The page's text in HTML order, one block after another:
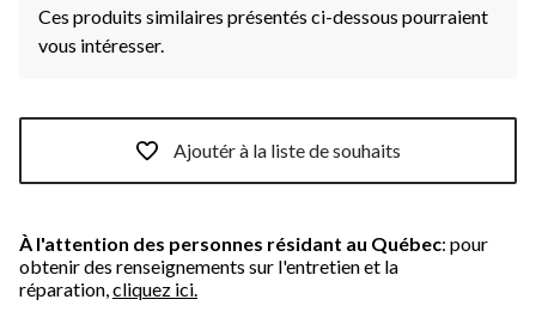
Ces produits similaires présentés ci-dessous pourraient
vous intéresser.
Ajoutér à la liste de souhaits
À l'attention des personnes résidant au Québec: pour
obtenir des renseignements sur l'entretien et la
réparation, cliquez ici.